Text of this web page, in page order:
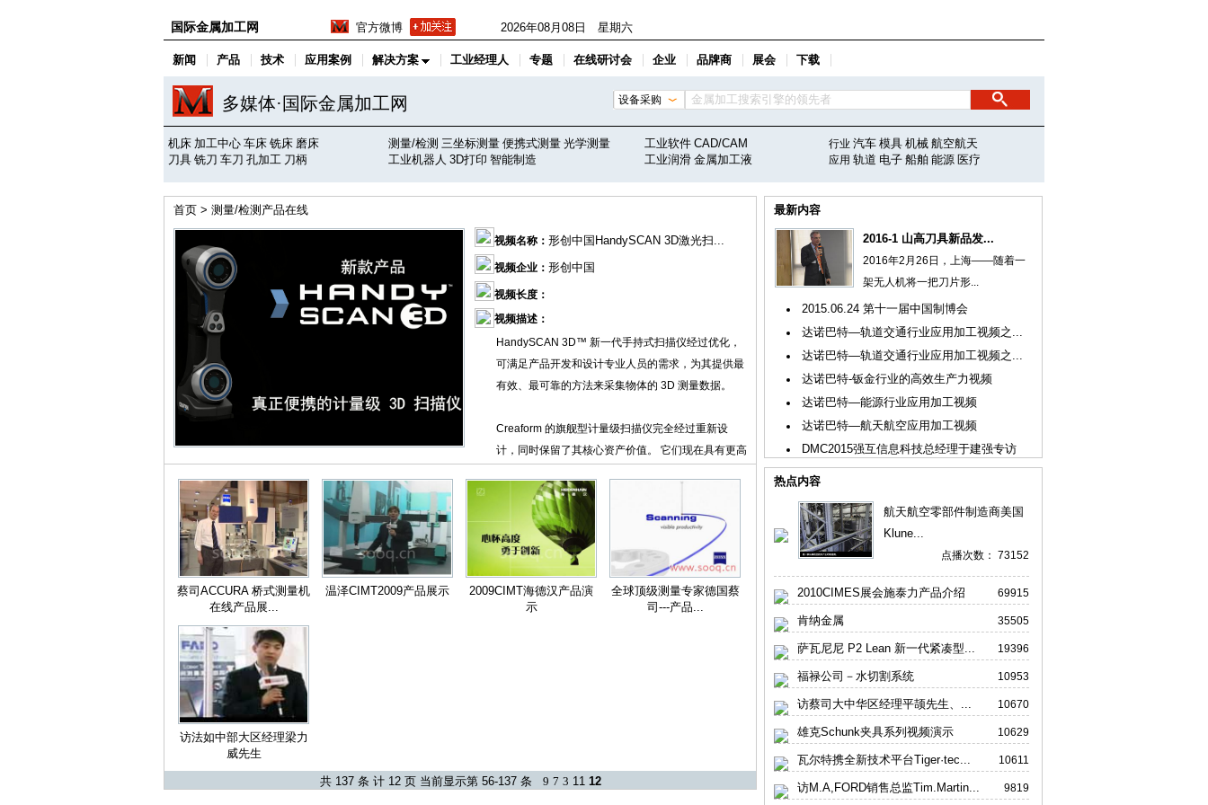
国际金属加工网 官方微博 2026年08月08日 星期六
新闻 产品 技术 应用案例 解决方案 工业经理人 专题 在线研讨会 企业 品牌商 展会 下载
多媒体·国际金属加工网 设备采购
机床 加工中心 车床 铣床 磨床
刀具 铣刀 车刀 孔加工 刀柄
测量/检测 三坐标测量 便携式测量 光学测量
工业机器人 3D打印 智能制造
工业软件 CAD/CAM
工业润滑 金属加工液
行业 汽车 模具 机械 航空航天
应用 轨道 电子 船舶 能源 医疗
首页 > 测量/检测产品在线
视频名称： 形创中国HandySCAN 3D激光扫...
视频企业： 形创中国
视频长度：
视频描述：
HandySCAN 3D™ 新一代手持式扫描仪经过优化，
可满足产品开发和设计专业人员的需求，为其提供最
有效、最可靠的方法来采集物体的 3D 测量数据。
Creaform 的旗舰型计量级扫描仪完全经过重新设
计，同时保留了其核心资产价值。 它们现在具有更高
蔡司ACCURA 桥式测量机
在线产品展...
温泽CIMT2009产品展示
2009CIMT海德汉产品演
示
全球顶级测量专家德国蔡
司---产品...
访法如中部大区经理梁力
威先生
共 137 条 计 12 页 当前显示第 56-137 条 9 7 3 11 12
最新内容
2016-1 山高刀具新品发...
2016年2月26日，上海——随着一
架无人机将一把刀片形...
2015.06.24 第十一届中国制博会
达诺巴特—轨道交通行业应用加工视频之...
达诺巴特—轨道交通行业应用加工视频之...
达诺巴特-钣金行业的高效生产力视频
达诺巴特—能源行业应用加工视频
达诺巴特—航天航空应用加工视频
DMC2015强互信息科技总经理于建强专访
热点内容
航天航空零部件制造商美国
Klune...
点播次数： 73152
2010CIMES展会施泰力产品介绍 69915
肯纳金属 35505
萨瓦尼尼 P2 Lean 新一代紧凑型... 19396
福禄公司－水切割系统 10953
访蔡司大中华区经理平颉先生、... 10670
雄克Schunk夹具系列视频演示 10629
瓦尔特携全新技术平台Tiger·tec... 10611
访M.A,FORD销售总监Tim.Martin... 9819